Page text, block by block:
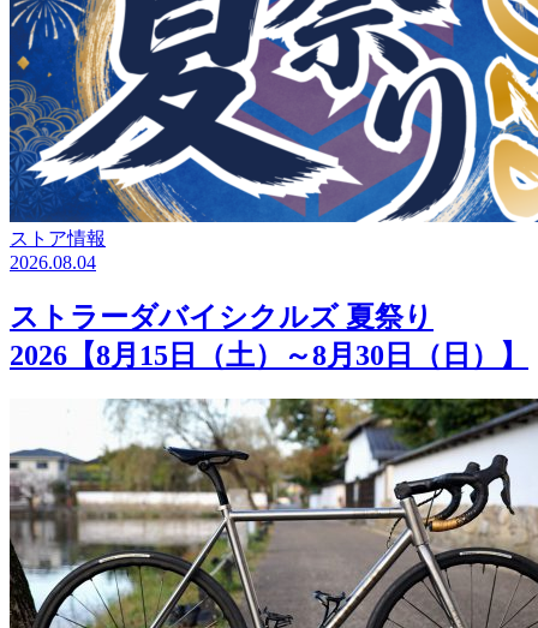
ストア情報
2026.08.04
ストラーダバイシクルズ 夏祭り
2026【8月15日（土）～8月30日（日）】